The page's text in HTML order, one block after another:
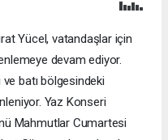
Yücel, vatandaşlar için
devam ediyor.
batı bölgesindeki
Yaz Konseri
Mahmutlar Cumartesi